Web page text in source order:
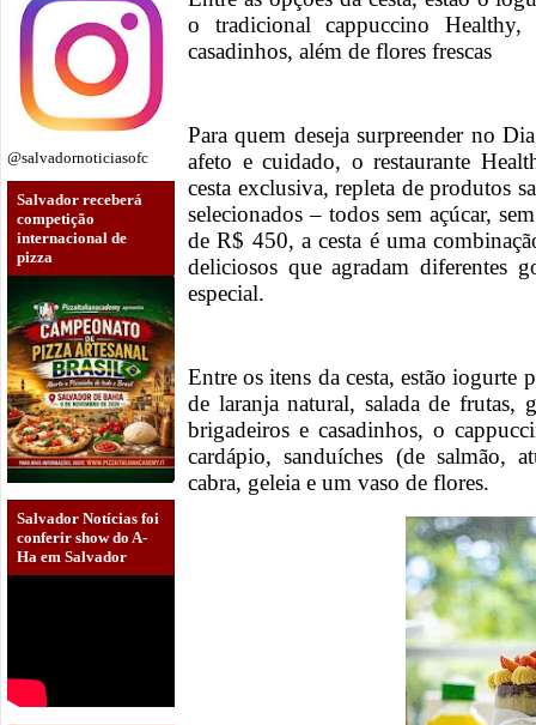
@salvadornoticiasofc
Salvador receberá
competição
internacional de
pizza
Salvador Notícias foi
conferir show do A-
Ha em Salvador
o tradicional cappuccino Healthy,
casadinhos, além de flores frescas
Para quem deseja surpreender no
afeto e cuidado, o restaurante
cesta exclusiva, repleta de produtos
selecionados – todos sem açúcar,
de R$ 450, a cesta é uma
deliciosos que agradam diferentes
especial.
Entre os itens da cesta, estão
de laranja natural, salada de frutas,
brigadeiros e casadinhos, o
cardápio, sanduíches (de salmão,
cabra, geleia e um vaso de flores.